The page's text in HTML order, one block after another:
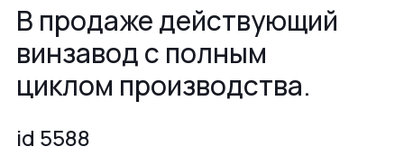
В продаже действующий
винзавод с полным
циклом пpoизводcтвa.
id 5588